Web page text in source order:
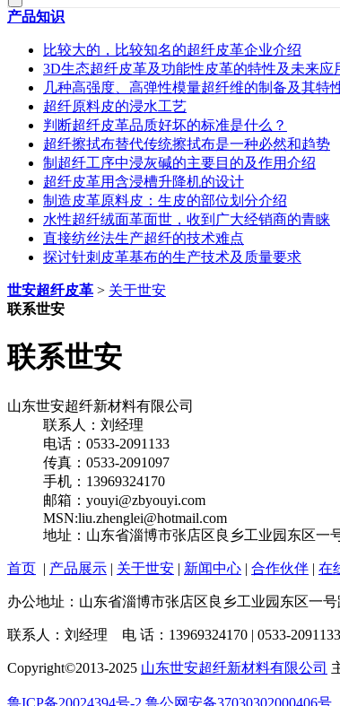
产品知识
比较大的，比较知名的超纤皮革企业介绍
3D生态超纤皮革及功能性皮革的特性及未来应
几种高强度、高弹性模量超纤维的制备及其特
超纤原料皮的浸水工艺
判断超纤皮革品质好坏的标准是什么？
超纤擦拭布替代传统擦拭布是一种必然和趋势
制超纤工序中浸灰碱的主要目的及作用介绍
超纤皮革用含浸槽升降机的设计
制造皮革原料皮：生皮的部位划分介绍
水性超纤绒面革面世，收到广大经销商的青睐
直接纺丝法生产超纤的技术难点
探讨针刺皮革基布的生产技术及质量要求
世安超纤皮革 > 关于世安
联系世安
联系世安
山东世安超纤新材料有限公司
联系人：刘经理
电话：0533-2091133
传真：0533-2091097
手机：13969324170
邮箱：youyi@zbyouyi.com
MSN:liu.zhenglei@hotmail.com
地址：山东省淄博市张店区良乡工业园东区一
首页 | 产品展示 | 关于世安 | 新闻中心 | 合作伙伴 | 在
办公地址：山东省淄博市张店区良乡工业园东区一
联系人：刘经理 电 话：13969324170 | 0533-
Copyright©2013-2025 山东世安超纤新材料有限公司
鲁ICP备20024394号-2 鲁公网安备37030302000406号